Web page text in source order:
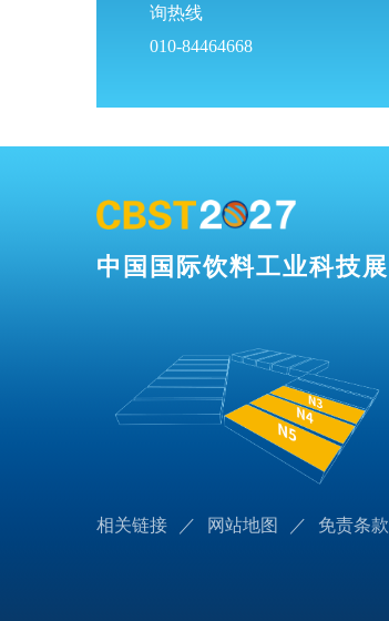
询热线
010-84464668
中国国际饮料工业科技展
相关链接 ／ 网站地图 ／ 免责条款